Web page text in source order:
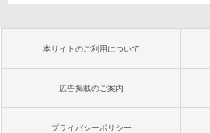
本サイトのご利用について
広告掲載のご案内
プライバシーポリシー